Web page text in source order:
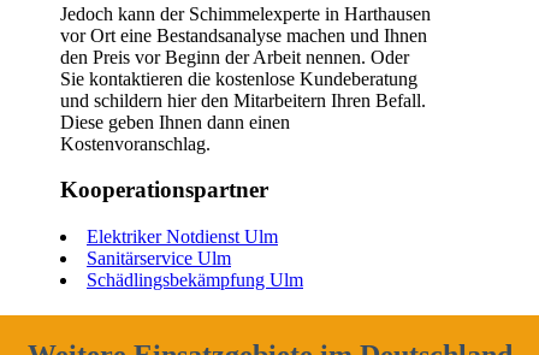
Jedoch kann der Schimmelexperte in Harthausen
vor Ort eine Bestandsanalyse machen und Ihnen
den Preis vor Beginn der Arbeit nennen. Oder
Sie kontaktieren die kostenlose Kundeberatung
und schildern hier den Mitarbeitern Ihren Befall.
Diese geben Ihnen dann einen
Kostenvoranschlag.
Kooperationspartner
Elektriker Notdienst Ulm
Sanitärservice Ulm
Schädlingsbekämpfung Ulm